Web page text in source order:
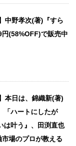
中野孝次(著)『すら
(58%OFF)で販売中
本日は、錦織新(著)
「ハートにしたが
は叶う』、田渕直也
場のプロが教える